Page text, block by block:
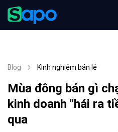
Blog Kinh nghiệm bán lẻ
Mùa đông bán gì
kinh doanh "hái ra
qua